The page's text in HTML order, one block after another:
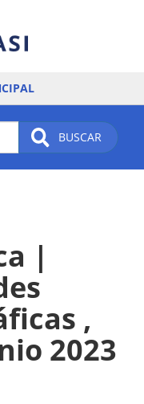
BUSCAR
|
,
2023